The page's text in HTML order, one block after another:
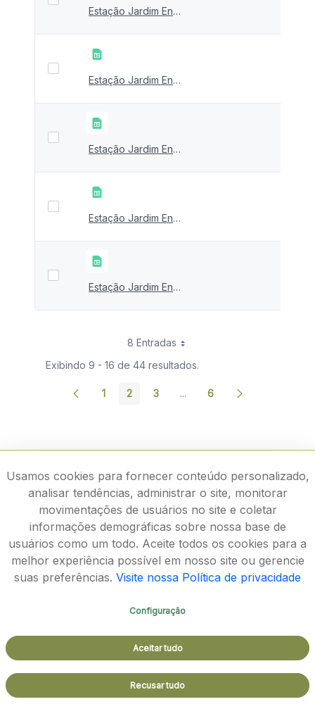
Estação Jardim Encantado 2022 - São José da Lapa - Ical
Estação Jardim Encantado 2021 - São José da Lapa - Ical
Estação Jardim Encantado 2020 - São José da Lapa - Ical
Estação Jardim Encantado 2019 - São José da Lapa - Ical
Estação Jardim Encantado 2018 - São José da Lapa - Ical
8 Entradas
Exibindo 9 - 16 de 44 resultados.
Página
1 Página
2 Página
3 ...Páginas intermediárias Usar
Página
6
Rodovia João Paulo II, 4143, Bairro Serra Verde - CEP
31630-900
Aspectos legais e responsabilidades - Política de
Usamos cookies para fornecer conteúdo personalizado,
analisar tendências, administrar o site, monitorar
movimentações de usuários no site e coletar
informações demográficas sobre nossa base de
usuários como um todo. Aceite todos os cookies para a
melhor experiência possível em nosso site ou gerencie
suas preferências. Visite nossa Política de privacidade
Configuração
Aceitar tudo
Recusar tudo